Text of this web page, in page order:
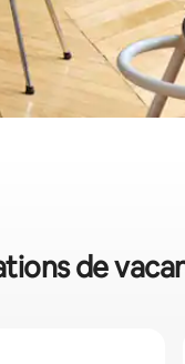
de